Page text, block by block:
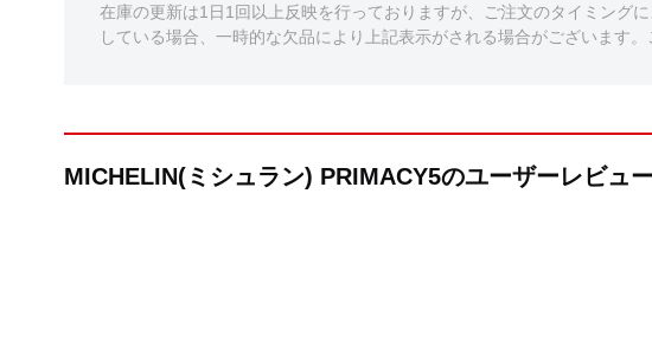
在庫の更新は1日1回以上反映を行っておりますが、ご注文のタイミング
している場合、一時的な欠品により上記表示がされる場合がございます。
MICHELIN(ミシュラン) PRIMACY5のユーザーレビュー